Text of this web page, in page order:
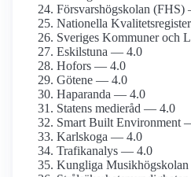
Försvarshögskolan
Nationella
Sveriges Kommuner och
Eskilstuna — 4.0
Hofors — 4.0
Götene — 4.0
Haparanda — 4.0
Statens medieråd — 4.0
Smart Built Environment
Karlskoga — 4.0
Trafikanalys — 4.0
Kungliga